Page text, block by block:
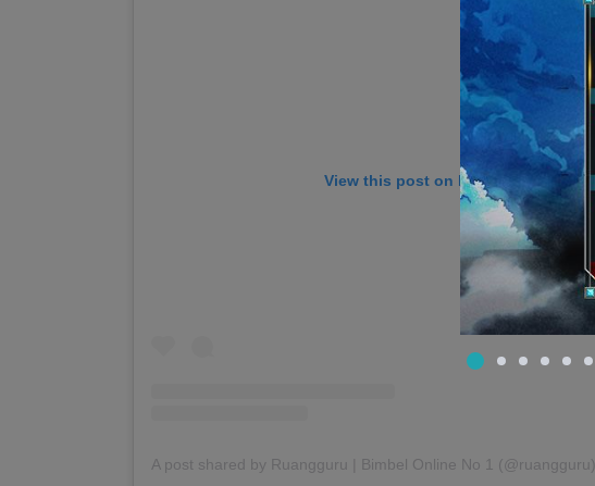
View this post on Instagram
A post shared by Ruangguru | Bimbel Online No 1 (@ruangguru)